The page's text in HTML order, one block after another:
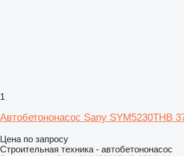
1
Автобетононасос Sany SYM5230THB
Цена по запросу
Строительная техника - автобетононасос